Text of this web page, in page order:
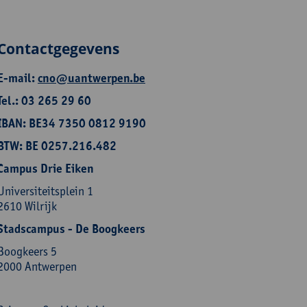
mail:cno@uantwerpen.be
03 265 29 60
BE34 7350 0812 9190
BE 0257.216.482
Drie Eiken
1
Wilrijk
- De Boogkeers
5
Antwerpen